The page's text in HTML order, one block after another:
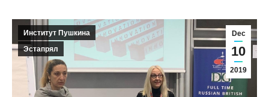
Dec
10
2019
Институт Пушкина
Эстапрял